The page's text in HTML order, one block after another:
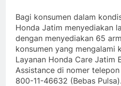
Bagi konsumen dalam
Honda Jatim menyediakan
dengan menyediakan 65
konsumen yang mengalami
Layanan Honda Care Jatim
Assistance di nomer
800-11-46632 (Bebas Pulsa).